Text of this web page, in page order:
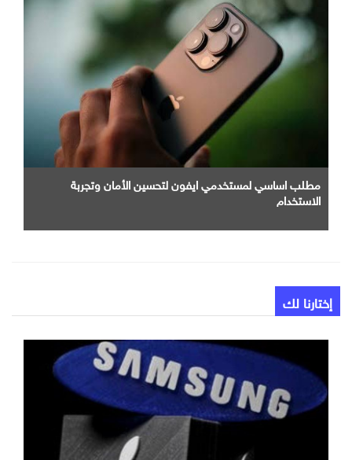
مطلب اساسي لمستخدمي ايفون لتحسين الأمان وتجربة
الاستخدام
إختارنا لك